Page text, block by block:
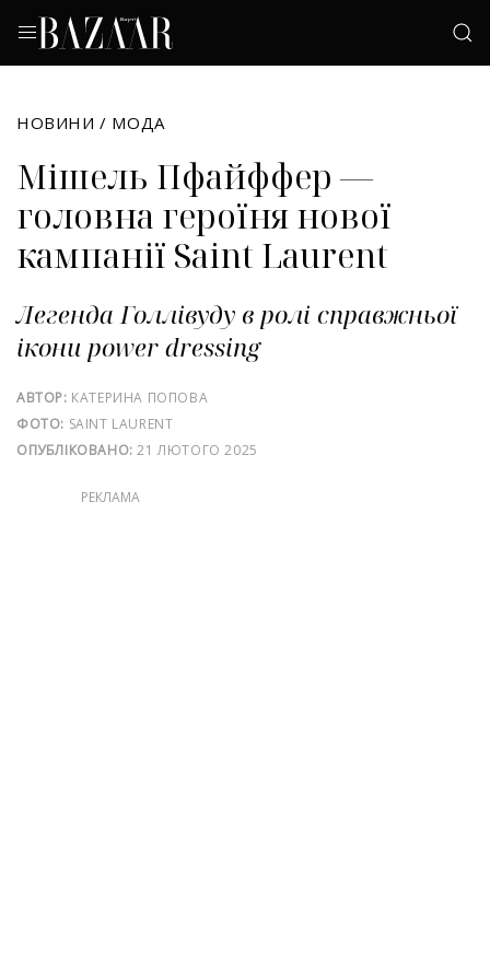
НОВИНИ / МОДА
Мішель Пфайффер —
головна героїня нової
кампанії Saint Laurent
Легенда Голлівуду в ролі справжньої
ікони power dressing
АВТОР: КАТЕРИНА ПОПОВА
ФОТО: SAINT LAURENT
ОПУБЛІКОВАНО: 21 ЛЮТОГО 2025